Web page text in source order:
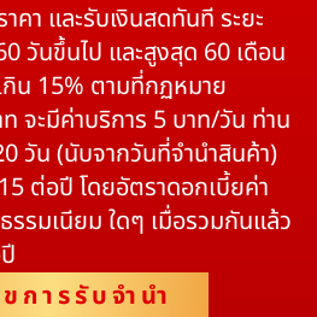
า และรับเงินสดทันที ระยะ
วันขึ้นไป และสูงสุด 60 เดือน
น 15% ตามที่กฏหมาย
จะมีค่าบริการ 5 บาท/วัน ท่าน
วัน (นับจากวันที่จำนำสินค้า)
ต่อปี โดยอัตราดอกเบี้ยค่า
รรมเนียม ใดๆ เมื่อรวมกันแล้ว
การรับจำนำ